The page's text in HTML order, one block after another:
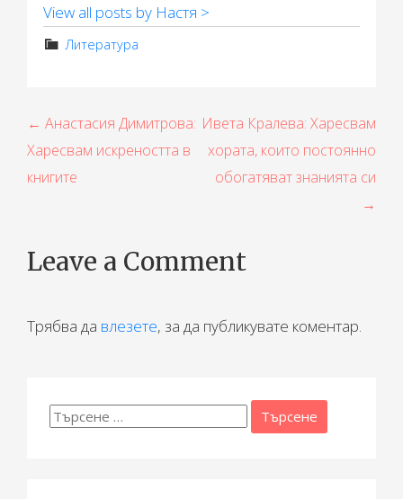
View all posts by Настя >
Литература
Н
а
в
г
ц
← Анастасия Димитрова:
Харесвам искреността в
книгите
Ивета Кралева: Харесвам
хората, които постоянно
обогатяват знанията си
→
Leave a Comment
Трябва да влезете, за да публикувате коментар.
Търсене